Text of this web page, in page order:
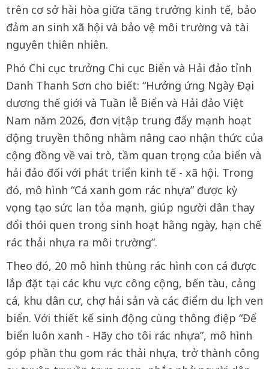
trên cơ sở hài hòa giữa tăng trưởng kinh tế, bảo
đảm an sinh xã hội và bảo vệ môi trường và tài
nguyên thiên nhiên.
Phó Chi cục trưởng Chi cục Biển và Hải đảo tỉnh
Danh Thanh Sơn cho biết: “Hưởng ứng Ngày Đại
dương thế giới và Tuần lễ Biển và Hải đảo Việt
Nam năm 2026, đơn vị tập trung đẩy mạnh hoạt
động truyền thông nhằm nâng cao nhận thức của
cộng đồng về vai trò, tầm quan trọng của biển và
hải đảo đối với phát triển kinh tế - xã hội. Trong
đó, mô hình “Cá xanh gom rác nhựa” được kỳ
vọng tạo sức lan tỏa mạnh, giúp người dân thay
đổi thói quen trong sinh hoạt hằng ngày, hạn chế
rác thải nhựa ra môi trường”.
Theo đó, 20 mô hình thùng rác hình con cá được
lắp đặt tại các khu vực công cộng, bến tàu, cảng
cá, khu dân cư, chợ hải sản và các điểm du lịch ven
biển. Với thiết kế sinh động cùng thông điệp “Để
biển luôn xanh - Hãy cho tôi rác nhựa”, mô hình
góp phần thu gom rác thải nhựa, trở thành công